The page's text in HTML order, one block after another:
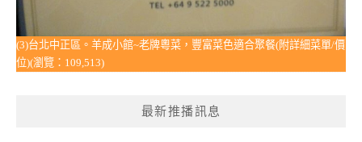
(3)台北中正區。羊成小館~老牌粵菜，豐富菜色適合聚餐(附詳細菜單/價
位)(瀏覽：109,513)
最新推播訊息